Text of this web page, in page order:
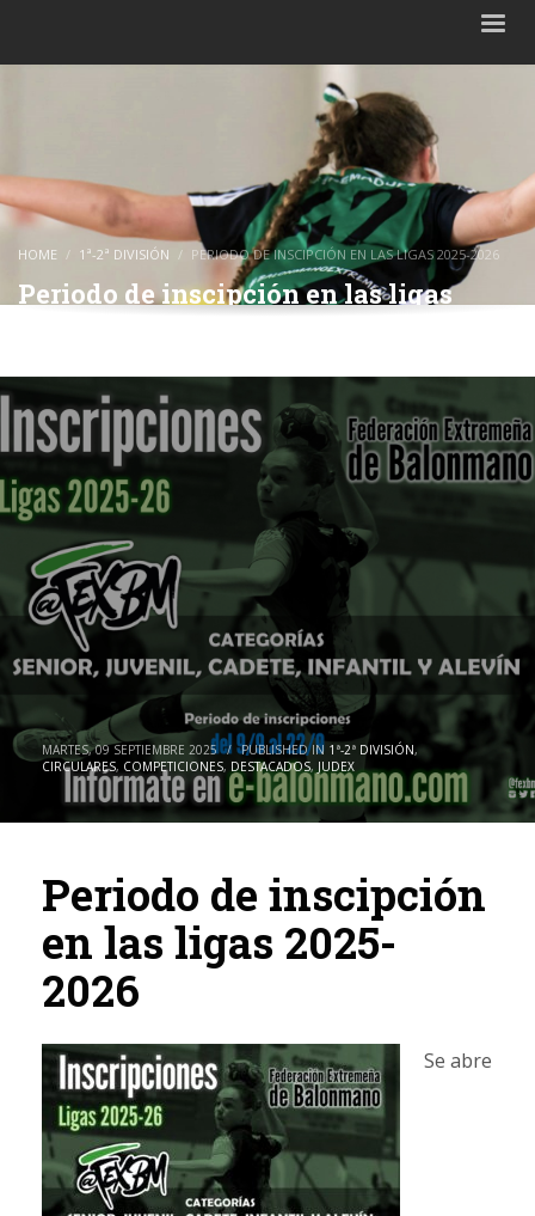
HOME 1ª-2ª DIVISIÓN PERIODO DE INSCIPCIÓN EN LAS LIGAS 2025-2026
Periodo de inscipción en las ligas
MARTES, 09 SEPTIEMBRE 2025 / PUBLISHED IN 1ª-2ª DIVISIÓN,
CIRCULARES, COMPETICIONES, DESTACADOS, JUDEX
Periodo de inscipción
en las ligas 2025-
2026
Se abre